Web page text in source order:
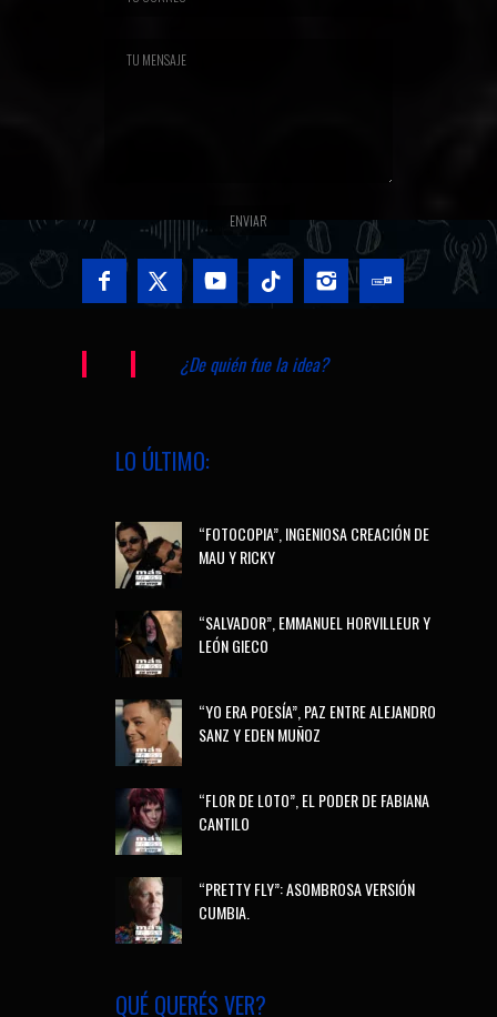
¿De quién fue la idea?
LO ÚLTIMO:
“FOTOCOPIA”, INGENIOSA CREACIÓN DE
MAU Y RICKY
“SALVADOR”, EMMANUEL HORVILLEUR Y
LEÓN GIECO
“YO ERA POESÍA”, PAZ ENTRE ALEJANDRO
SANZ Y EDEN MUÑOZ
“FLOR DE LOTO”, EL PODER DE FABIANA
CANTILO
“PRETTY FLY”: ASOMBROSA VERSIÓN
CUMBIA.
QUÉ QUERÉS VER?